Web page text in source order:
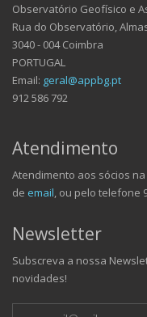
Observatório Geofísico e
Rua do Observatório,
3040 - 004 Coimbra
PORTUGAL
Email: geral@appbg.pt
912 586 792
Atendimento
Atendimento aos sócios
de email, ou pelo telefone
Newsletter
Subscreva a nossa
novidades!